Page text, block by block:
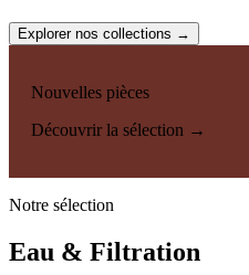
Explorer nos collections →
Nouvelles pièces
Découvrir la sélection →
Notre sélection
Eau & Filtration